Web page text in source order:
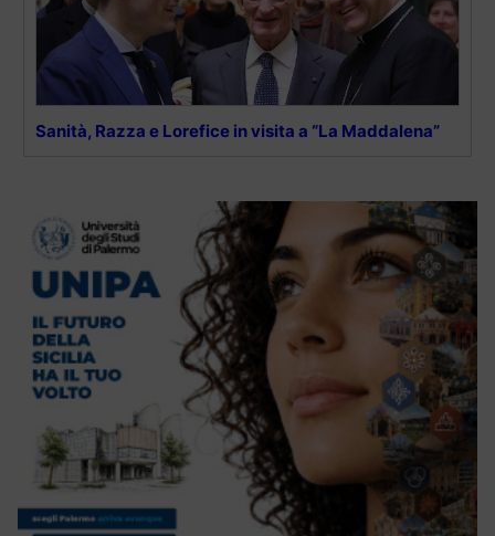
Sanità, Razza e Lorefice in visita a “La Maddalena”